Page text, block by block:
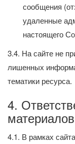
сообщения
удаленные
настоящего
3.4. На сайте не
лишенных
тематики ресурса.
4.
материалов
4.1. В рамках